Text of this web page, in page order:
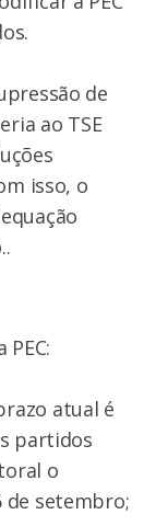
de
ao TSE
isso, o
atual é
partidos
o
de setembro;